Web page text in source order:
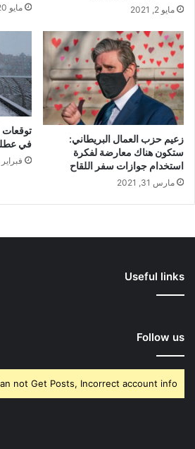
مايو 2, 2021 مايو 20, 2021
زعيم حزب العمال البريطاني:
ستكون هناك معارضة لفكرة
استخدام جوازات سفر اللقاح
مارس 31, 2021
في
فبراير 4, 2021
Useful links
Follow us
not Get Posts, Incorrect account info.